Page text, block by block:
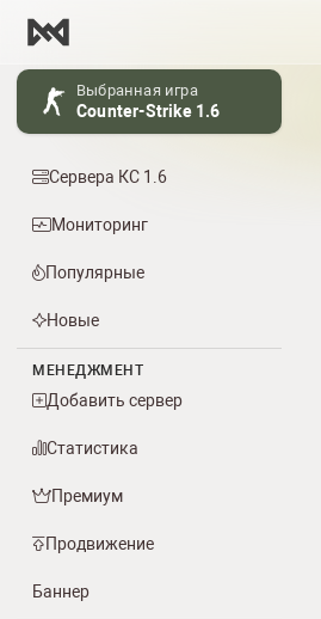
Выбранная игра
Counter-Strike 1.6
Сервера КС 1.6
Мониторинг
Популярные
Новые
МЕНЕДЖМЕНТ
Добавить сервер
Статистика
Премиум
Продвижение
Баннер